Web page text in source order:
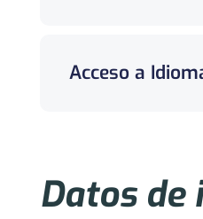
Acceso a
Datos de